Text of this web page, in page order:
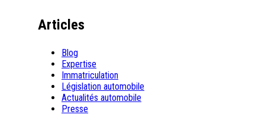
Articles
Blog
Expertise
Immatriculation
Législation automobile
Actualités automobile
Presse